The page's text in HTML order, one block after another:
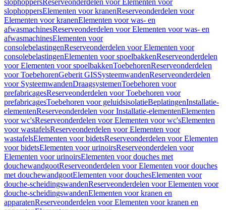
slophoppersReserveonderdelen voor Elementen voor
slophoppersElementen voor kranenReserveonderdelen voor
Elementen voor kranenElementen voor was- en
afwasmachinesReserveonderdelen voor Elementen voor was- en
afwasmachinesElementen voor
consolebelastingenReserveonderdelen voor Elementen voor
consolebelastingenElementen voor spoelbakkenReserveonderdelen
voor Elementen voor spoelbakkenToebehorenReserveonderdelen
voor ToebehorenGeberit GISSysteemwandenReserveonderdelen
voor SysteemwandenDraagsystemenToebehoren voor
prefabricagesReserveonderdelen voor Toebehoren voor
prefabricagesToebehoren voor geluidsisolatieBeplatingenInstallatie-
elementenReserveonderdelen voor Installatie-elementenElementen
voor wc'sReserveonderdelen voor Elementen voor wc'sElementen
voor wastafelsReserveonderdelen voor Elementen voor
wastafelsElementen voor bidetsReserveonderdelen voor Elementen
voor bidetsElementen voor urinoirsReserveonderdelen voor
Elementen voor urinoirsElementen voor douches met
douchewandgootReserveonderdelen voor Elementen voor douches
met douchewandgootElementen voor douchesElementen voor
douche-scheidingswandenReserveonderdelen voor Elementen voor
douche-scheidingswandenElementen voor kranen en
apparatenReserveonderdelen voor Elementen voor kranen en